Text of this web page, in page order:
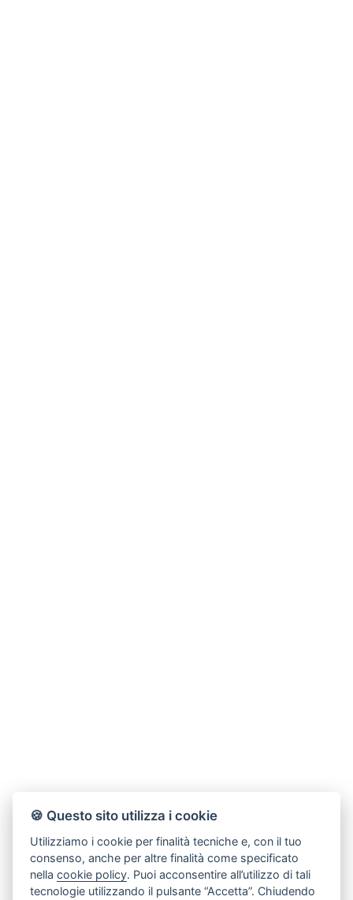
🍪 Questo sito utilizza i cookie
Utilizziamo i cookie per finalità tecniche e, con il tuo
consenso, anche per altre finalità come specificato
nellacookie policy. Puoi acconsentire all’utilizzo di tali
tecnologie utilizzando il pulsante “Accetta”. Chiudendo